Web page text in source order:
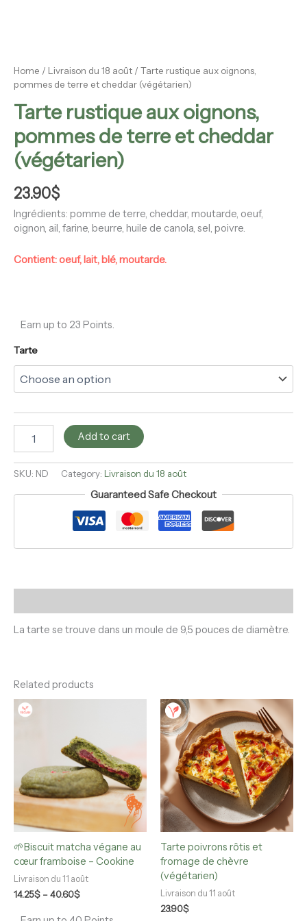
Home / Livraison du 18 août / Tarte rustique aux oignons,
pommes de terre et cheddar (végétarien)
Tarte rustique aux oignons,
pommes de terre et cheddar
(végétarien)
23.90$
Ingrédients: pomme de terre, cheddar, moutarde, oeuf,
oignon, ail, farine, beurre, huile de canola, sel, poivre.
Contient: oeuf, lait, blé, moutarde.
Earn up to 23 Points.
Tarte
Add to cart
SKU: ND Category: Livraison du 18 août
Guaranteed Safe Checkout
La tarte se trouve dans un moule de 9,5 pouces de diamètre.
Related products
🌱Biscuit matcha végane au
cœur framboise – Cookine
Livraison du 11 août
14.25$ –40.60$
through
40.60$
variants.
The
options
may
be
chosen
on
the
Tarte poivrons rôtis et
fromage de chèvre
(végétarien)
Livraison du 11 août
23.90$
This
product
has
multiple
variants.
The
options
may
be
chosen
on